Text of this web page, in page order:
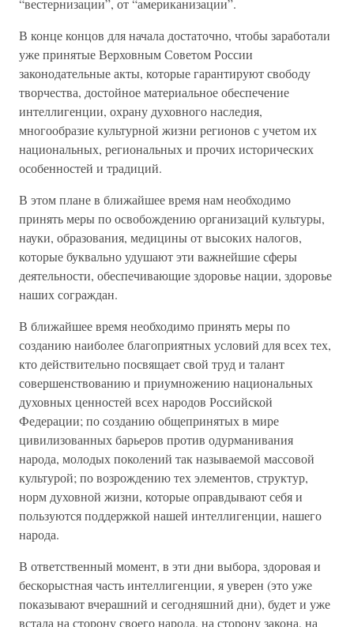
“вестернизации”, от “американизации”.
В конце концов для начала достаточно, чтобы заработали
уже принятые Верховным Советом России
законодательные акты, которые гарантируют свободу
творчества, достойное материальное обеспечение
интеллигенции, охрану духовного наследия,
многообразие культурной жизни регионов с учетом их
национальных, региональных и прочих исторических
особенностей и традиций.
В этом плане в ближайшее время нам необходимо
принять меры по освобождению организаций культуры,
науки, образования, медицины от высоких налогов,
которые буквально удушают эти важнейшие сферы
деятельности, обеспечивающие здоровье нации, здоровье
наших сограждан.
В ближайшее время необходимо принять меры по
созданию наиболее благоприятных условий для всех тех,
кто действительно посвящает свой труд и талант
совершенствованию и приумножению национальных
духовных ценностей всех народов Российской
Федерации; по созданию общепринятых в мире
цивилизованных барьеров против одурманивания
народа, молодых поколений так называемой массовой
культурой; по возрождению тех элементов, структур,
норм духовной жизни, которые оправдывают себя и
пользуются поддержкой нашей интеллигенции, нашего
народа.
В ответственный момент, в эти дни выбора, здоровая и
бескорыстная часть интеллигенции, я уверен (это уже
показывают вчерашний и сегодняшний дни), будет и уже
встала на сторону своего народа, на сторону закона, на